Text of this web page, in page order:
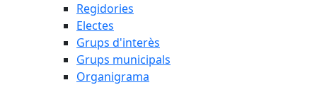
Regidories
Electes
Grups d'interès
Grups municipals
Organigrama